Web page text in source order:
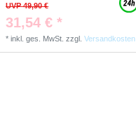
UVP 49,90 €
31,54 € *
*inkl. ges. MwSt. zzgl.Versandkosten